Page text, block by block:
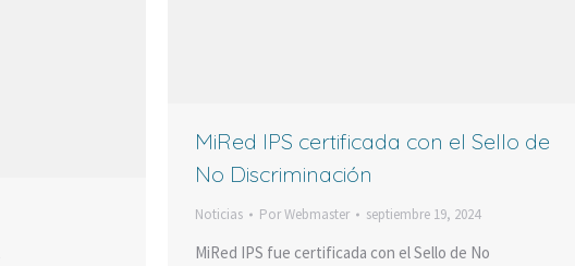
MiRed IPS certificada con el Sello de
No Discriminación
Noticias PorWebmaster septiembre 19, 2024
MiRed IPS fue certificada con el Sello de No